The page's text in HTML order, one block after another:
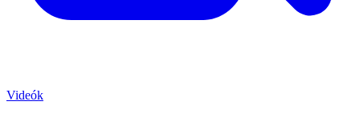
Videók